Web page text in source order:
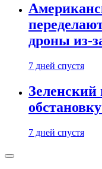
дроны из-
7 дней спустя
Зеленский
7 дней спустя